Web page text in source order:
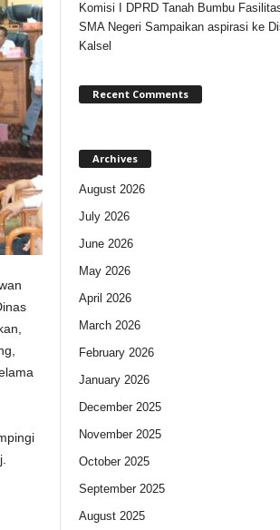
Komisi I DPRD Tanah Bumbu
SMA Negeri Sampaikan aspirasi ke
Kalsel
Recent Comments
Archives
August 2026
July 2026
June 2026
May 2026
April 2026
March 2026
February 2026
January 2026
December 2025
November 2025
October 2025
September 2025
August 2025